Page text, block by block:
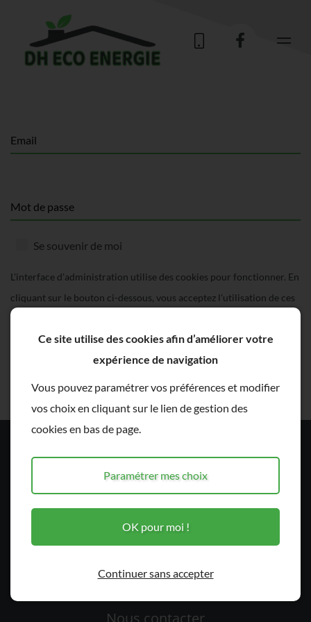
Email
Mot de passe
Se souvenir de moi
L'interface d'administration utilise des cookies pour fonctionner. En
cliquant sur le bouton ci-dessous, vous acceptez l'utilisation de ces
S’identifier
J’ai oublié mon mot de passe
Accueil
Pompe à chaleur / Ballon Thermodynamique
Contact
Nous contacter
Ce site utilise des cookies afin d’améliorer votre
expérience de navigation
Vous pouvez paramétrer vos préférences et modifier
vos choix en cliquant sur le lien de gestion des
cookies en bas de page.
Paramétrer mes choix
OK pour moi !
Continuer sans accepter